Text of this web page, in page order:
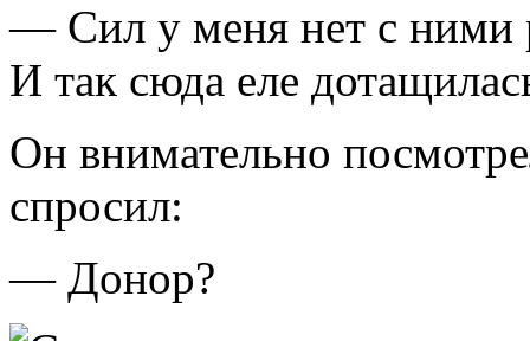
— Сил у меня нет с ними
И так сюда еле
Он внимательно
спросил:
— Донор?